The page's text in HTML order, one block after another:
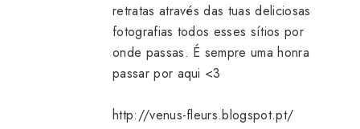
retratas através das tuas deliciosas
fotografias todos esses sítios por
onde passas. É sempre uma honra
passar por aqui <3
http://venus-fleurs.blogspot.pt/